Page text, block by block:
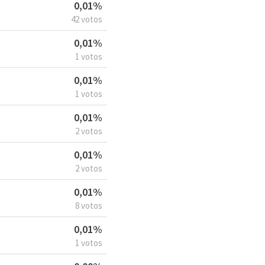
0,01%
42 votos
0,01%
1 votos
0,01%
1 votos
0,01%
2 votos
0,01%
2 votos
0,01%
8 votos
0,01%
1 votos